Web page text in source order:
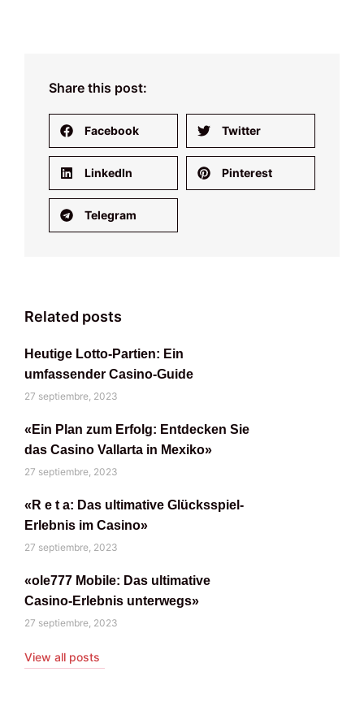
Share this post:
Facebook Twitter
LinkedIn Pinterest
Telegram
Related posts
Heutige Lotto-Partien: Ein
umfassender Casino-Guide
27 septiembre, 2023
«Ein Plan zum Erfolg: Entdecken Sie
das Casino Vallarta in Mexiko»
27 septiembre, 2023
«R e t a: Das ultimative Glücksspiel-
Erlebnis im Casino»
27 septiembre, 2023
«ole777 Mobile: Das ultimative
Casino-Erlebnis unterwegs»
27 septiembre, 2023
View all posts